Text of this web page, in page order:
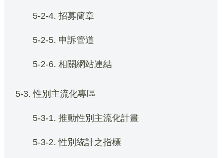
5-2-4. 招募簡章
5-2-5. 申訴管道
5-2-6. 相關網站連結
5-3. 性別主流化專區
5-3-1. 推動性別主流化計畫
5-3-2. 性別統計之指標